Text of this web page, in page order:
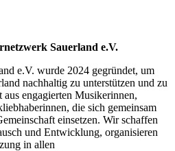
Sauerland e.V.
e.V. wurde 2024 gegründet, um
nachhaltig zu unterstützen und zu
aus engagierten Musikerinnen,
die sich gemeinsam
einsetzen. Wir schaffen
und Entwicklung, organisieren
in allen